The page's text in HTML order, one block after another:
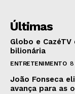
Últimas
Globo e
bilionária
ENTRETENIMENTO 8
João Fonseca
avança para as